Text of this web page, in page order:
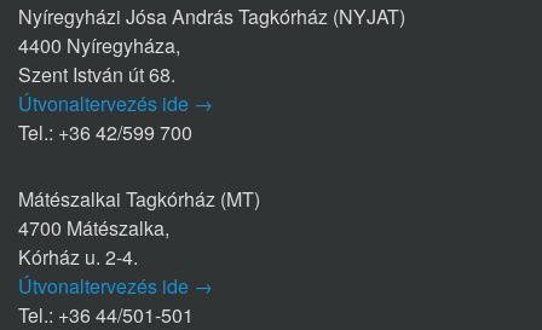
Nyíregyházi Jósa András Tagkórház (NYJAT)
4400 Nyíregyháza,
Szent István út 68.
Útvonaltervezés ide →
Tel.: +36 42/599 700
Mátészalkai Tagkórház (MT)
4700 Mátészalka,
Kórház u. 2-4.
Útvonaltervezés ide →
Tel.: +36 44/501-501